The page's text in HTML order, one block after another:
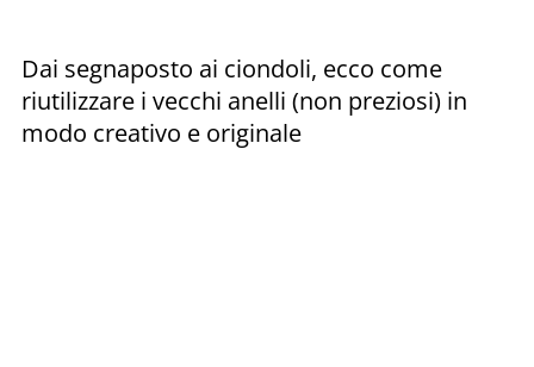
Dai segnaposto ai ciondoli, ecco come
riutilizzare i vecchi anelli (non preziosi) in
modo creativo e originale